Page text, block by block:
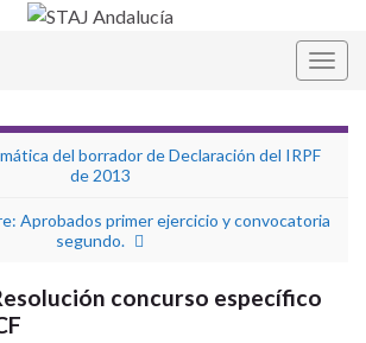
del borrador de Declaración del IRPF
de 2013
Aprobados primer ejercicio y convocatoria
segundo.
concurso específico